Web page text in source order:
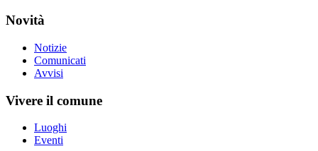
Novità
Notizie
Comunicati
Avvisi
Vivere il comune
Luoghi
Eventi